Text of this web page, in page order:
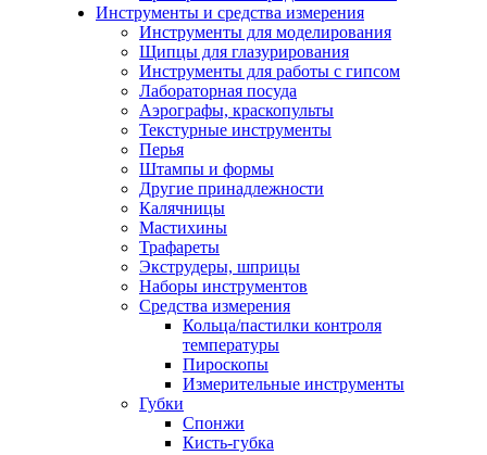
Инструменты и средства измерения
Инструменты для моделирования
Щипцы для глазурирования
Инструменты для работы с гипсом
Лабораторная посуда
Аэрографы, краскопульты
Текстурные инструменты
Перья
Штампы и формы
Другие принадлежности
Калячницы
Мастихины
Трафареты
Экструдеры, шприцы
Наборы инструментов
Средства измерения
Кольца/пастилки контроля
температуры
Пироскопы
Измерительные инструменты
Губки
Спонжи
Кисть-губка